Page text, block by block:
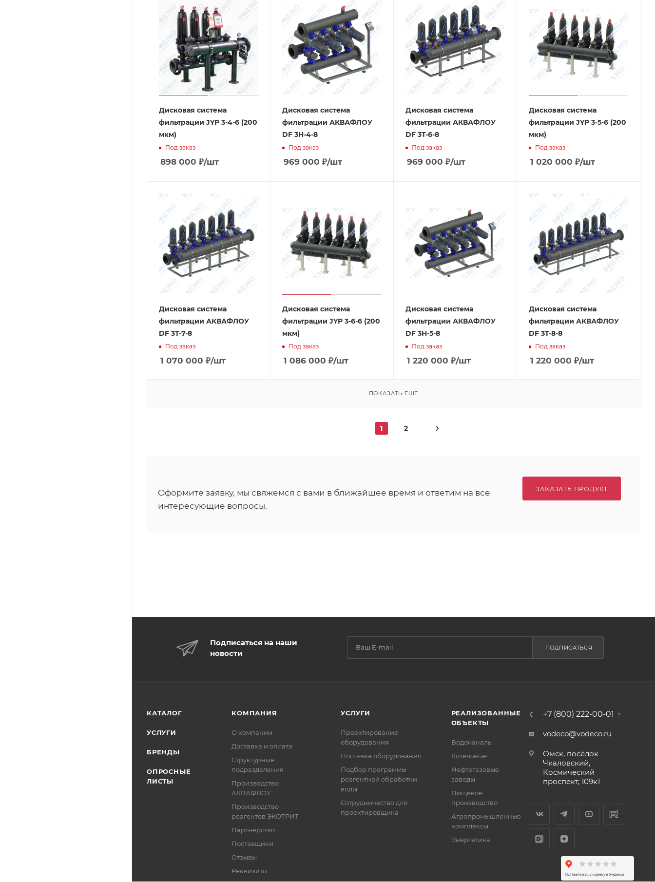
Дисковая система
фильтрации JYP 3-4-6 (200
мкм)
Под заказ
898 000 ₽/шт
Дисковая система
фильтрации АКВАФЛОУ
DF 3H-4-8
Под заказ
969 000 ₽/шт
Дисковая система
фильтрации АКВАФЛОУ
DF 3T-6-8
Под заказ
969 000 ₽/шт
Дисковая система
фильтрации JYP 3-5-6 (200
мкм)
Под заказ
1 020 000 ₽/шт
Дисковая система
фильтрации АКВАФЛОУ
DF 3T-7-8
Под заказ
1 070 000 ₽/шт
Дисковая система
фильтрации JYP 3-6-6 (200
мкм)
Под заказ
1 086 000 ₽/шт
Дисковая система
фильтрации АКВАФЛОУ
DF 3H-5-8
Под заказ
1 220 000 ₽/шт
Дисковая система
фильтрации АКВАФЛОУ
DF 3T-8-8
Под заказ
1 220 000 ₽/шт
ПОКАЗАТЬ ЕЩЕ
1 2
Оформите заявку, мы свяжемся с вами в ближайшее время и ответим на все
интересующие вопросы.
ЗАКАЗАТЬ ПРОДУКТ
Подписаться на наши
новости
ПОДПИСАТЬСЯ
КАТАЛОГ
УСЛУГИ
БРЕНДЫ
ОПРОСНЫЕ
ЛИСТЫ
КОМПАНИЯ
О компании
Доставка и оплата
Структурные
подразделения
Производство
АКВАФЛОУ
Производство
реагентов ЭКОТРИТ
Партнерство
Поставщики
Отзывы
Реквизиты
УСЛУГИ
Проектирование
оборудования
Поставка оборудования
Подбор программы
реагентной обработки
воды
Сотрудничество для
проектировщика
РЕАЛИЗОВАННЫЕ
ОБЪЕКТЫ
Водоканалы
Котельные
Нефтегазовые
заводы
Пищевое
производство
Агропромышленные
комплексы
Энергетика
+7 (800) 222-00-01
vodeco@vodeco.ru
Омск, посёлок
Чкаловский,
Космический
проспект, 109к1